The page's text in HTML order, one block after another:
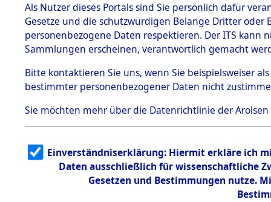
Effekten
1.2.9.1
Effekten aus
dem KZ
Dachau
1.2.9.2
Effekten aus
dem KZ
Bayerisches
1.2.9.3
Effekten aus
dem KZ
Neuengamm
Als Nutzer dieses Portals sind Sie persönlich dafür
Gesetze und die schutzwürdigen Belange Dritter
personenbezogene Daten respektieren. Der ITS
Sammlungen erscheinen, verantwortlich gemacht
Bitte kontaktieren Sie uns, wenn Sie beispielsweiser
bestimmter personenbezogener Daten nicht
Sie möchten mehr über die Datenrichtlinie der Arolsen
Einverständniserklärung: Hiermit erkläre ich
Daten ausschließlich für wissenschaftliche
Gesetzen und Bestimmungen nutze.